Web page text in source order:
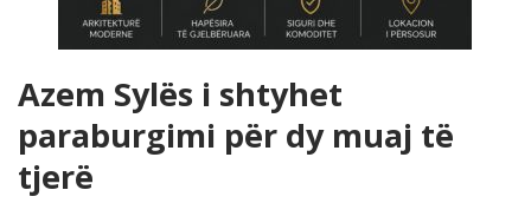
Azem Sylës i shtyhet
paraburgimi për dy muaj të
tjerë